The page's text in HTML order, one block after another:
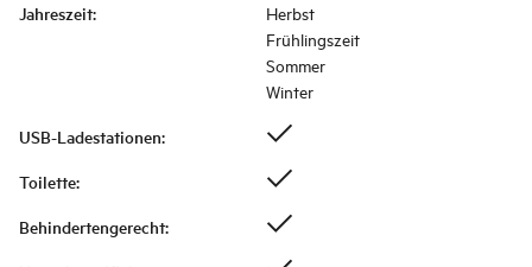
Jahreszeit:
Herbst
Frühlingszeit
Sommer
Winter
USB-Ladestationen:
Toilette:
Behindertengerecht: